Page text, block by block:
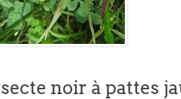
noir à pattes